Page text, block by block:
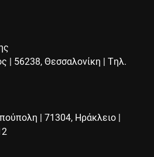
| 56238, Θεσσαλονίκη | Τηλ.
| 71304, Ηράκλειο |